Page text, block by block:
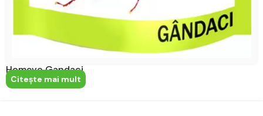
Homevo Gandaci
Citeşte mai mult